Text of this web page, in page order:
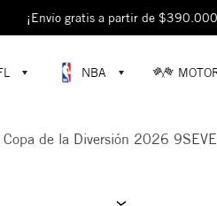
¡Envío gratis a partir de
exclusivas en la tienda oficial de
NBA
Copa de la Diversión 2026